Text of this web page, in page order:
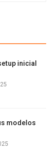
inicial
modelos